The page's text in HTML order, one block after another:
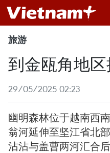
旅游
到金瓯角地
29/05/2025 02:23
幽明森林位于越南西
翁河延伸至坚江省北
沾沾与盖曹两河汇合